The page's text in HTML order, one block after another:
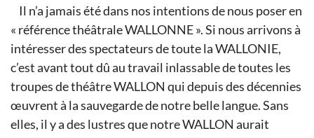
Il n’a jamais été dans nos intentions de nous poser en
« référence théâtrale WALLONNE ». Si nous arrivons à
intéresser des spectateurs de toute la WALLONIE,
c’est avant tout dû au travail inlassable de toutes les
troupes de théâtre WALLON qui depuis des décennies
œuvrent à la sauvegarde de notre belle langue. Sans
elles, il y a des lustres que notre WALLON aurait